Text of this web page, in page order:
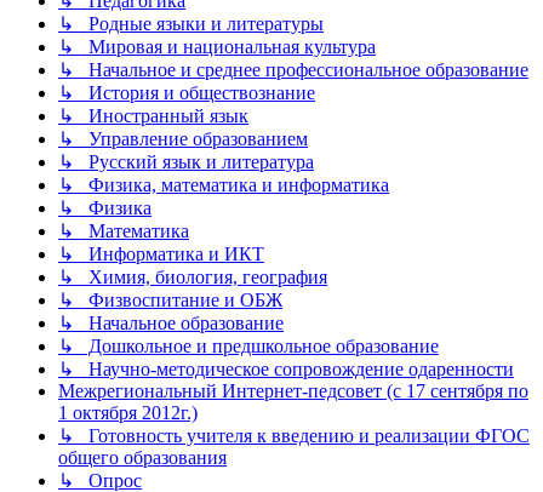
↳ Родные языки и литературы
↳ Мировая и национальная культура
↳ Начальное и среднее профессиональное образование
↳ История и обществознание
↳ Иностранный язык
↳ Управление образованием
↳ Русский язык и литература
↳ Физика, математика и информатика
↳ Физика
↳ Математика
↳ Информатика и ИКТ
↳ Химия, биология, география
↳ Физвоспитание и ОБЖ
↳ Начальное образование
↳ Дошкольное и предшкольное образование
↳ Научно-методическое сопровождение одаренности
Межрегиональный Интернет-педсовет (с 17 сентября по
1 октября 2012г.)
↳ Готовность учителя к введению и реализации ФГОС
общего образования
↳ Опрос